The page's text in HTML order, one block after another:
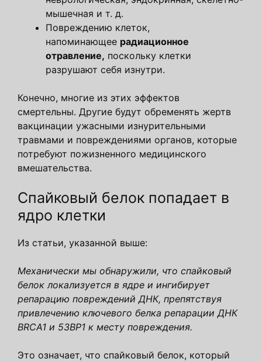
мышечная и т. д.
Повреждению клеток,
напоминающее радиационное
отравление, поскольку клетки
разрушают себя изнутри.
Конечно, многие из этих эффектов
смертельны. Другие будут обременять жертв
вакцинации ужасными изнурительными
травмами и повреждениями органов, которые
потребуют пожизненного медицинского
вмешательства.
Спайковый белок попадает в
ядро ​​клетки
Из статьи, указанной выше:
Механически мы обнаружили, что спайковый
белок локализуется в ядре и ингибирует
репарацию повреждений ДНК, препятствуя
привлечению ключевого белка репарации ДНК
BRCA1 и 53BP1 к месту повреждения.
Это означает, что спайковый белок, который